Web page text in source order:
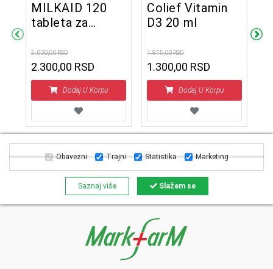
MILKAID 120
tableta za
3.000,00 RSD
2.300,00 RSD
Dodaj U Korpu
Colief Vitamin
D3 20 ml
1.875,00 RSD
1.300,00 RSD
Dodaj U Korpu
Obavezni Trajni Statistika Marketing
Saznaj više Slažem se